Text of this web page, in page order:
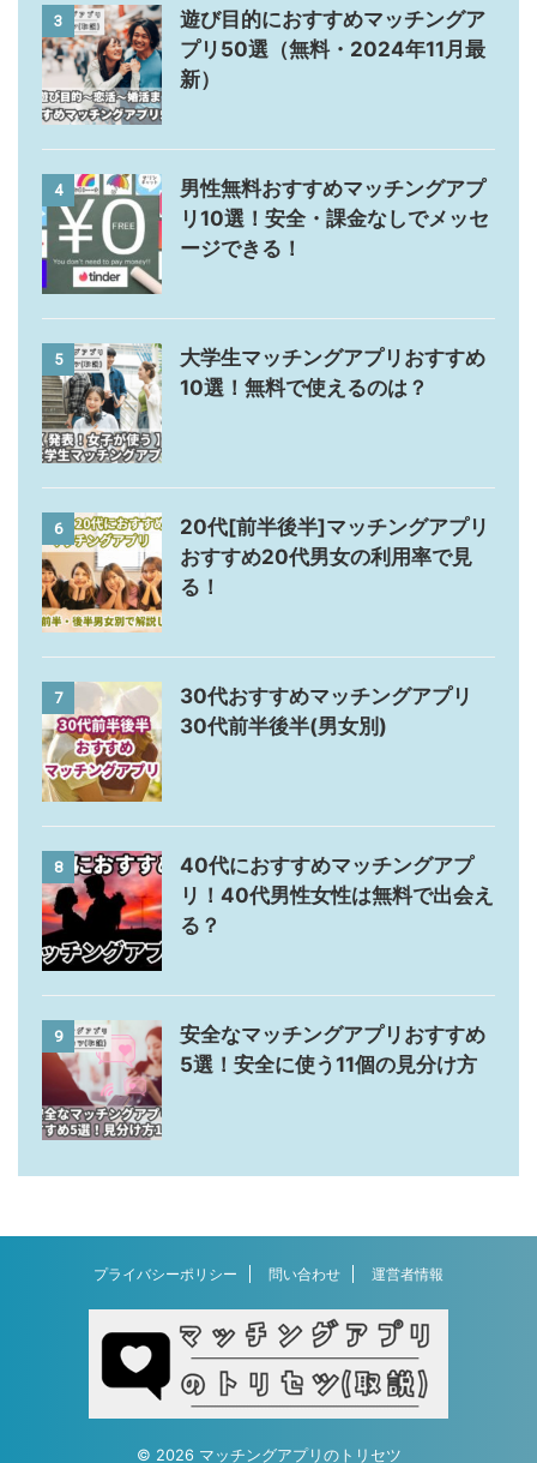
3
遊び目的におすすめマッチングア
プリ50選（無料・2024年11月最
新）
4
男性無料おすすめマッチングアプ
リ10選！安全・課金なしでメッセ
ージできる！
5
大学生マッチングアプリおすすめ
10選！無料で使えるのは？
6
20代[前半後半]マッチングアプリ
おすすめ20代男女の利用率で見
る！
7
30代おすすめマッチングアプリ
30代前半後半(男女別)
8
40代におすすめマッチングアプ
リ！40代男性女性は無料で出会え
る？
9
安全なマッチングアプリおすすめ
5選！安全に使う11個の見分け方
プライバシーポリシー 問い合わせ 運営者情報
© 2026 マッチングアプリのトリセツ